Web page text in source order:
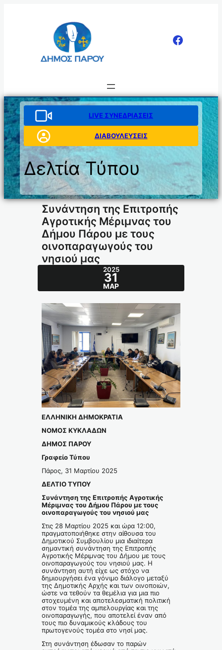
LIVE ΣΥΝΕΔΡΙΑΣΕΙΣ
ΔΙΑΒΟΥΛΕΥΣΕΙΣ
Δελτία Τύπου
Συνάντηση της Επιτροπής
Αγροτικής Μέριμνας του
Δήμου Πάρου με τους
οινοπαραγωγούς του
νησιού μας
2025
31
ΜΑΡ
ΕΛΛΗΝΙΚΗ ΔΗΜΟΚΡΑΤΙΑ
ΝΟΜΟΣ ΚΥΚΛΑΔΩΝ
ΔΗΜΟΣ ΠΑΡΟΥ
Γραφείο Τύπου
Πάρος, 31 Μαρτίου 2025
ΔΕΛΤΙΟ ΤΥΠΟΥ
Συνάντηση της Επιτροπής Αγροτικής
Μέριμνας του Δήμου Πάρου με τους
οινοπαραγωγούς του νησιού μας
Στις 28 Μαρτίου 2025 και ώρα 12:00,
πραγματοποιήθηκε στην αίθουσα του
Δημοτικού Συμβουλίου μια ιδιαίτερα
σημαντική συνάντηση της Επιτροπής
Αγροτικής Μέριμνας του Δήμου με τους
οινοπαραγωγούς του νησιού μας. Η
συνάντηση αυτή είχε ως στόχο να
δημιουργήσει ένα γόνιμο διάλογο μεταξύ
της Δημοτικής Αρχής και των οινοποιών,
ώστε να τεθούν τα θεμέλια για μια πιο
στοχευμένη και αποτελεσματική πολιτική
στον τομέα της αμπελουργίας και της
οινοπαραγωγής, που αποτελεί έναν από
τους πιο δυναμικούς κλάδους του
πρωτογενούς τομέα στο νησί μας.
Στη συνάντηση έδωσαν το παρών